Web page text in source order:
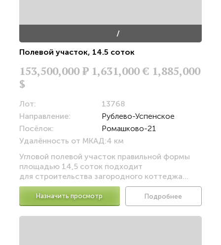
/
Полевой участок, 14.5 соток
153,500,000Р 1,631,000 € 1,885,000
$
Лот:
13768
Направление:
Рублево-Успенское
Посёлок:
Ромашково-21
Удалённость от МКАД:4 км
Угловой полевой участок правильной формы
площадью 14,5 соток подходит
для строительства загородного коттеджа...
Назначить просмотр Подробнее